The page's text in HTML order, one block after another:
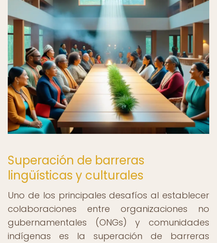
Superación de barreras
lingüísticas y culturales
Uno de los principales desafíos al establecer
colaboraciones entre organizaciones no
gubernamentales (ONGs) y comunidades
indígenas es la superación de barreras